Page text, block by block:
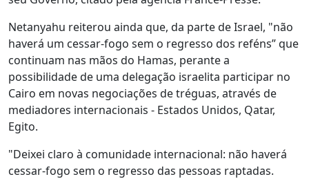
Netanyahu reiterou ainda que, da parte de Israel, "não
haverá um cessar-fogo sem o regresso dos reféns” que
continuam nas mãos do Hamas, perante a
possibilidade de uma delegação israelita participar no
Cairo em novas negociações de tréguas, através de
mediadores internacionais - Estados Unidos, Qatar,
Egito.
"Deixei claro à comunidade internacional: não haverá
cessar-fogo sem o regresso das pessoas raptadas.